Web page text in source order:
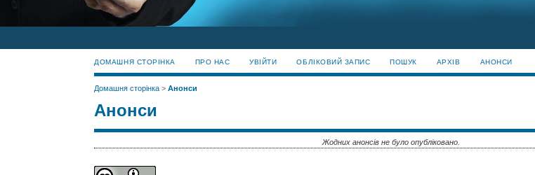
ДОМАШНЯ СТОРІНКА ПРО НАС УВІЙТИ ОБЛІКОВИЙ ЗАПИС ПОШУК АРХІВ АНОНСИ
Домашня сторінка >Анонси
Анонси
Жодних анонсів не було опубліковано.